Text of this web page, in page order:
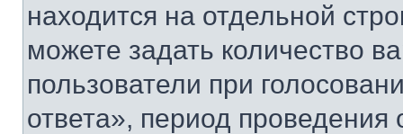
находится на отдельной
можете задать количество
пользователи при
ответа», период проведения